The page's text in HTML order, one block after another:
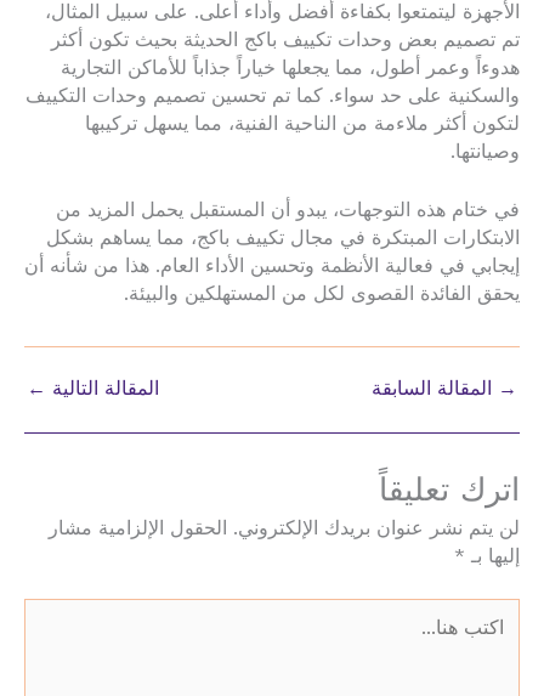
الأجهزة ليتمتعوا بكفاءة أفضل وأداء أعلى. على سبيل المثال،
تم تصميم بعض وحدات تكييف باكج الحديثة بحيث تكون أكثر
هدوءاً وعمر أطول، مما يجعلها خياراً جذاباً للأماكن التجارية
والسكنية على حد سواء. كما تم تحسين تصميم وحدات التكييف
لتكون أكثر ملاءمة من الناحية الفنية، مما يسهل تركيبها
وصيانتها.
في ختام هذه التوجهات، يبدو أن المستقبل يحمل المزيد من
الابتكارات المبتكرة في مجال تكييف باكج، مما يساهم بشكل
إيجابي في فعالية الأنظمة وتحسين الأداء العام. هذا من شأنه أن
يحقق الفائدة القصوى لكل من المستهلكين والبيئة.
→ المقالة السابقة المقالة التالية ←
اترك تعليقاً
لن يتم نشر عنوان بريدك الإلكتروني.
الحقول الإلزامية مشار
إليها بـ *
هنا...